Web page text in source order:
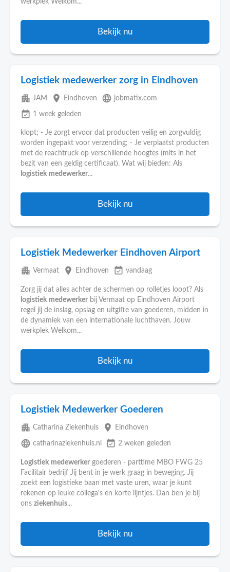
werkplek Welkom...
Bekijk nu
Logistiek medewerker zorg in Eindhoven
apartment JAM place Eindhoven language jobmatix.com
event_available 1 week geleden
klopt; - Je zorgt ervoor dat producten veilig en zorgvuldig
worden ingepakt voor verzending; - Je verplaatst producten
met de reachtruck op verschillende hoogtes (mits in het
bezit van een geldig certificaat). Wat wij bieden: Als
logistiek medewerker...
Bekijk nu
Logistiek Medewerker Eindhoven Airport
apartment Vermaat place Eindhoven event_available vandaag
Zorg jij dat alles achter de schermen op rolletjes loopt? Als
logistiek medewerker bij Vermaat op Eindhoven Airport
regel jij de inslag, opslag en uitgifte van goederen, midden in
de dynamiek van een internationale luchthaven. Jouw
werkplek Welkom...
Bekijk nu
Logistiek Medewerker Goederen
apartment Catharina Ziekenhuis place Eindhoven
language catharinaziekenhuis.nl event_available 2 weken geleden
Logistiek medewerker goederen - parttime MBO FWG 25
Facilitair bedrijf Jij bent in je werk graag in beweging. Jij
zoekt een logistieke baan met vaste uren, waar je kunt
rekenen op leuke collega's en korte lijntjes. Dan ben je bij
ons ziekenhuis...
Bekijk nu